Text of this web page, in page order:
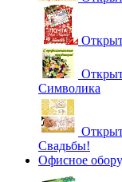
Символика
Свадьбы!
Офисное